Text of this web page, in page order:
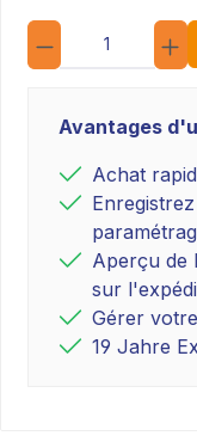
Avantages
Achat
Aperçu de
sur
Gérer
19 Jahre